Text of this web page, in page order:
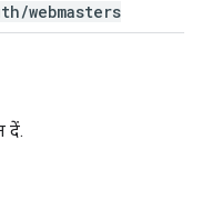
/webmasters
दें.